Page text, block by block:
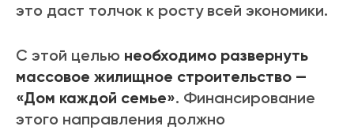
это даст толчок к росту всей экономики.
С этой целью необходимо развернуть
массовое жилищное строительство —
«Дом каждой семье». Финансирование
этого направления должно